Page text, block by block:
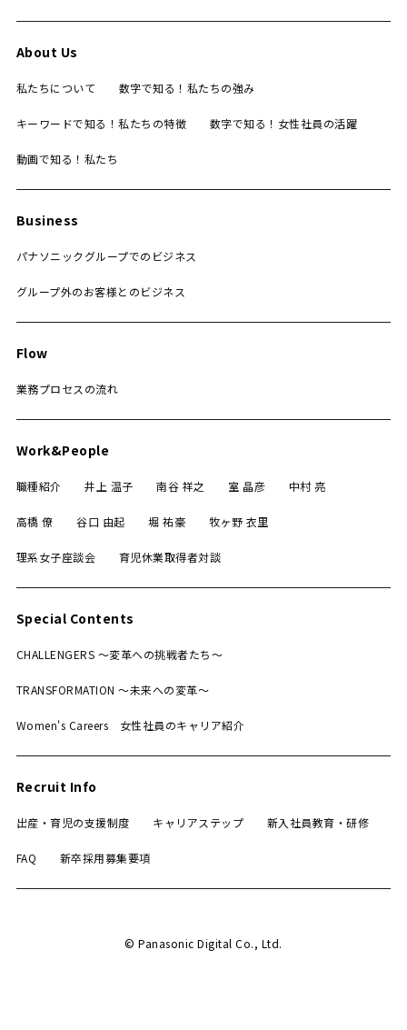
About Us
私たちについて 数字で知る！私たちの強み
キーワードで知る！私たちの特徴 数字で知る！女性社員の活躍
動画で知る！私たち
Business
パナソニックグループでのビジネス
グループ外のお客様とのビジネス
Flow
業務プロセスの流れ
Work&People
職種紹介 井上 温子 南谷 祥之 室 晶彦 中村 亮
高橋 僚 谷口 由起 堀 祐豪 牧ヶ野 衣里
理系女子座談会 育児休業取得者対談
Special Contents
CHALLENGERS 〜変革への挑戦者たち〜
TRANSFORMATION 〜未来への変革〜
Women's Careers 女性社員のキャリア紹介
Recruit Info
出産・育児の支援制度 キャリアステップ 新入社員教育・研修
FAQ 新卒採用募集要項
© Panasonic Digital Co., Ltd.